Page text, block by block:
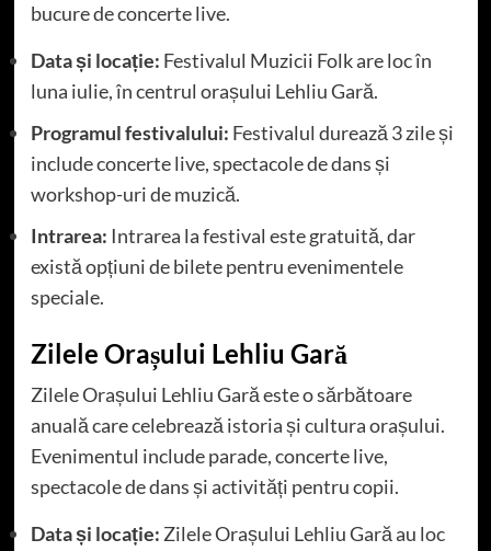
bucure de concerte live.
Data și locație: Festivalul Muzicii Folk are loc în
luna iulie, în centrul orașului Lehliu Gară.
Programul festivalului: Festivalul durează 3 zile și
include concerte live, spectacole de dans și
workshop-uri de muzică.
Intrarea: Intrarea la festival este gratuită, dar
există opțiuni de bilete pentru evenimentele
speciale.
Zilele Orașului Lehliu Gară
Zilele Orașului Lehliu Gară este o sărbătoare
anuală care celebrează istoria și cultura orașului.
Evenimentul include parade, concerte live,
spectacole de dans și activități pentru copii.
Data și locație: Zilele Orașului Lehliu Gară au loc